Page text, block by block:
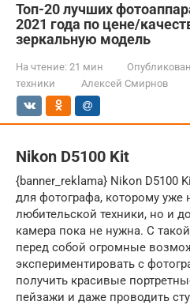
Топ-20 лучших
2021 года по цене/
зеркальную модель
На чтение: 21 мин
техники
Алексей Смирнов
Nikon D5100 Kit
{banner_reklama} Nikon D5100
для фотографа, которому уже
любительской техники, но и
камера пока не нужна. С
перед собой огромные
экспериментировать с
получить красивые
пейзажи и даже проводить